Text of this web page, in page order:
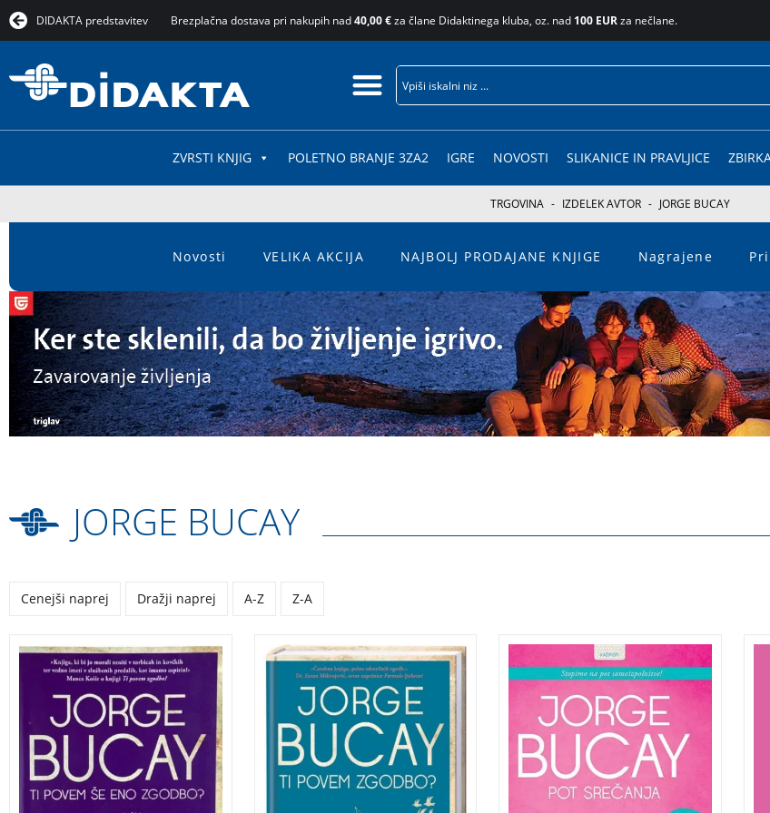
DIDAKTA predstavitev Brezplačna dostava pri nakupih nad40,00 €za člane Didaktinega kluba, oz. nad 100 EURza nečlane.
ZVRSTI KNJIG POLETNO BRANJE 3ZA2 IGRE NOVOSTI SLIKANICE IN PRAVLJICE
TRGOVINA - IZDELEK AVTOR - JORGE BUCAY
Novosti VELIKA AKCIJA NAJBOLJ PRODAJANE KNJIGE Nagrajene
JORGE BUCAY
Cenejši naprej Dražji naprej A-Z Z-A
Nihče ne more narediti
zate, kar lahko sam narediš
zase. Argentinec Jorge
Bucay, mojster
pripovedovanja zdravilnih
zgodb, je eden najbolj
priljubljenih in branih
Nihče ne more narediti
zate, kar lahko sam narediš
zase. Argentinec Jorge
Bucay, mojster
pripovedovanja zdravilnih
zgodb, je eden najbolj
priljubljenih in branih
Nova knjiga priljubljenega
terapevta in
pripovedovalca zdravilnih
zgodb. Jorge Bucay je eden
najbolj priljubljenih in
branih psihoterapevtov na
svetu.